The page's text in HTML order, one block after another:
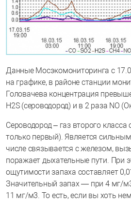
Данные Мосэкомониторинга с
на графике, в районе станции
Головачева концентрация
H2S (сероводород) и в 2 раза NO
Сероводород – газ второго
только первый). Является
числе связывается с железом,
поражает дыхательные пути. При
ощутимости запаха составляет
Значительный запах — при 4 мг/
11 мг/м3. То есть, если вы хоть